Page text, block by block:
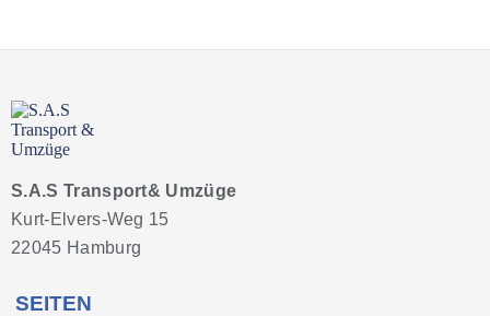
S.A.S Transport& Umzüge
Kurt-Elvers-Weg 15
22045 Hamburg
SEITEN